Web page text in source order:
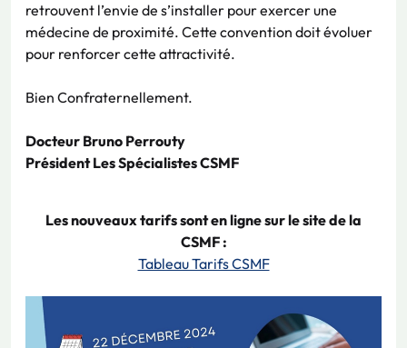
retrouvent l’envie de s’installer pour exercer une
médecine de proximité. Cette convention doit évoluer
pour renforcer cette attractivité.
Bien Confraternellement.
Docteur Bruno Perrouty
Président Les Spécialistes CSMF
Les nouveaux tarifs sont en ligne sur le site de la
CSMF :
Tableau Tarifs CSMF